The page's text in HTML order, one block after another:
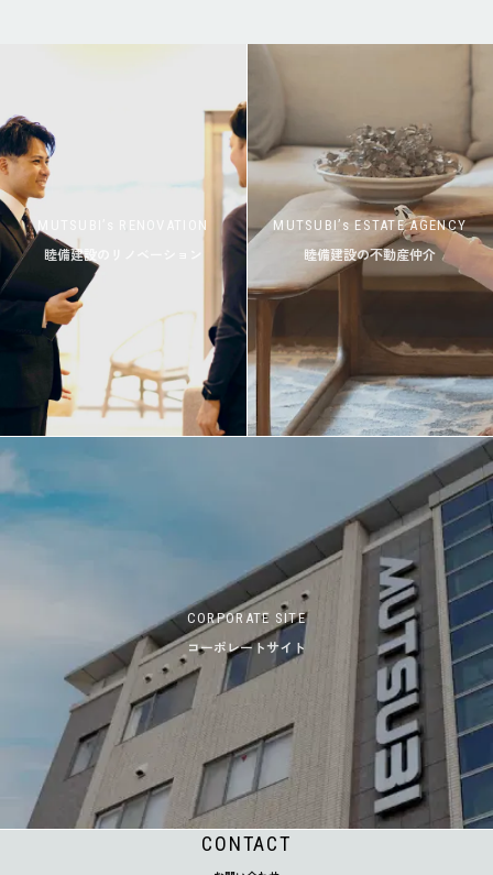
MUTSUBI’s RENOVATION
睦備建設のリノベーション
MUTSUBI’s ESTATE AGENCY
睦備建設の不動産仲介
CORPORATE SITE
コーポレートサイト
CONTACT